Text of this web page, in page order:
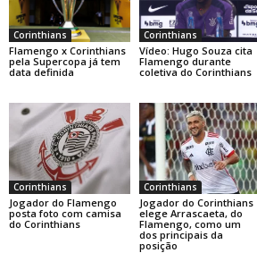
Corinthians
Flamengo x Corinthians
pela Supercopa já tem
data definida
Corinthians
Vídeo: Hugo Souza cita
Flamengo durante
coletiva do Corinthians
Corinthians
Jogador do Flamengo
posta foto com camisa
do Corinthians
Corinthians
Jogador do Corinthians
elege Arrascaeta, do
Flamengo, como um
dos principais da
posição